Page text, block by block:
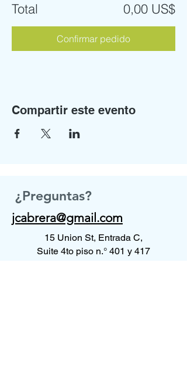
Total 0,00 US$
Confirmar pedido
Compartir este evento
¿Preguntas?
jcabrera@gmail.com
15 Union St, Entrada C,
Suite 4to piso n.° 401 y 417